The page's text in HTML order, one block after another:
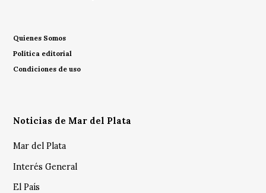
Quienes Somos
Política editorial
Condiciones de uso
Noticias de Mar del Plata
Mar del Plata
Interés General
El País